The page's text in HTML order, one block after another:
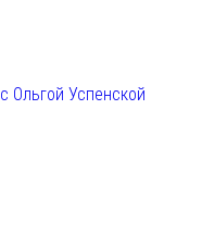
Ольгой Успенской